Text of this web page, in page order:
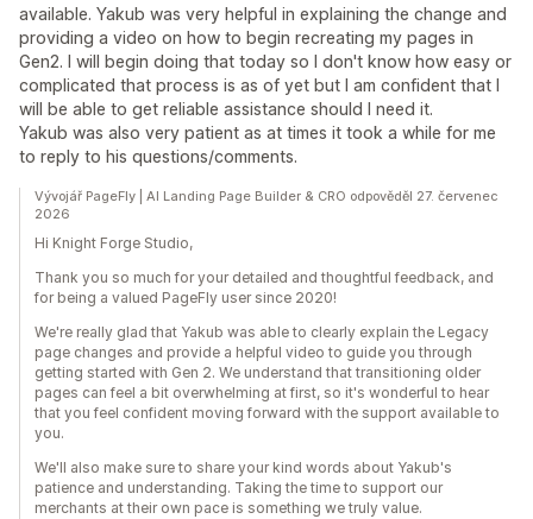
available. Yakub was very helpful in explaining the change and
providing a video on how to begin recreating my pages in
Gen2. I will begin doing that today so I don't know how easy or
complicated that process is as of yet but I am confident that I
will be able to get reliable assistance should I need it.
Yakub was also very patient as at times it took a while for me
to reply to his questions/comments.
Vývojář PageFly | AI Landing Page Builder & CRO odpověděl 27. červenec
2026
Hi Knight Forge Studio,
Thank you so much for your detailed and thoughtful feedback, and
for being a valued PageFly user since 2020!
We're really glad that Yakub was able to clearly explain the Legacy
page changes and provide a helpful video to guide you through
getting started with Gen 2. We understand that transitioning older
pages can feel a bit overwhelming at first, so it's wonderful to hear
that you feel confident moving forward with the support available to
you.
We'll also make sure to share your kind words about Yakub's
patience and understanding. Taking the time to support our
merchants at their own pace is something we truly value.